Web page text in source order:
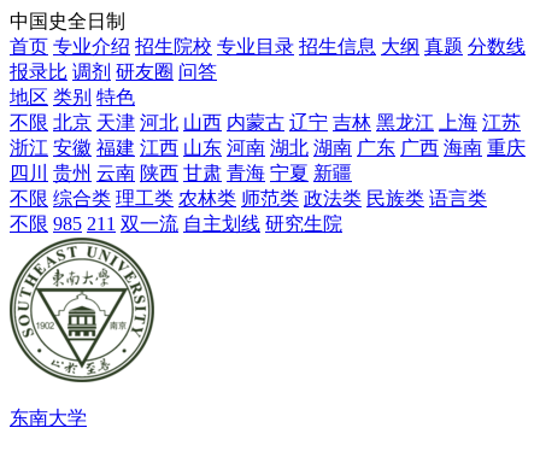
中国史全日制
首页 专业介绍 招生院校 专业目录 招生信息 大纲 真题 分数线
报录比 调剂 研友圈 问答
地区 类别 特色
不限 北京 天津 河北 山西 内蒙古 辽宁 吉林 黑龙江 上海 江苏
浙江 安徽 福建 江西 山东 河南 湖北 湖南 广东 广西 海南 重庆
四川
贵州 云南 陕西 甘肃 青海 宁夏 新疆
不限 综合类 理工类 农林类 师范类 政法类 民族类 语言类
不限 985 211 双一流 自主划线 研究生院
东南大学